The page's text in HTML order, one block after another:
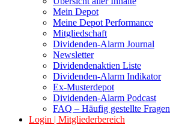
Mein Depot
Meine Depot Performance
Mitgliedschaft
Dividenden-Alarm Journal
Newsletter
Dividendenaktien Liste
Dividenden-Alarm Indikator
Ex-Musterdepot
Dividenden-Alarm Podcast
FAQ – Häufig gestellte Fragen
Login | Mitgliederbereich